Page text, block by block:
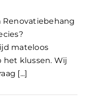
mateloos
het klussen. Wij
[...]